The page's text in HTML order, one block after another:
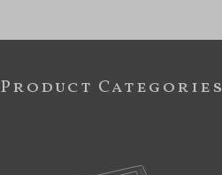
Product Categories